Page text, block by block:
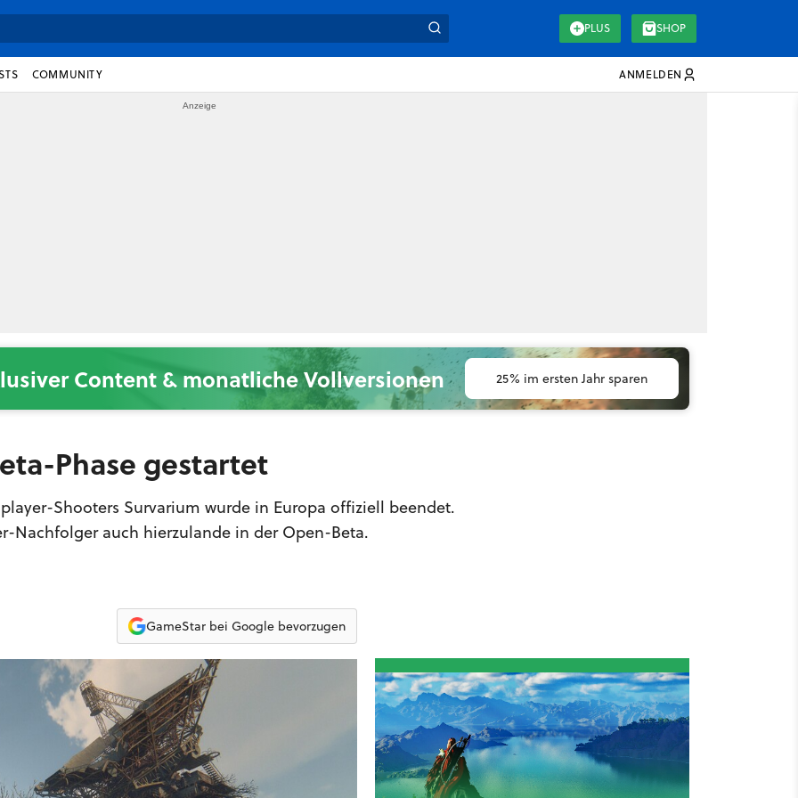
PLUS SHOP
COMMUNITY ANMELDEN
Content & monatliche Vollversionen 25% im ersten Jahr sparen
Phase gestartet
Shooters Survarium wurde in Europa offiziell beendet.
Nachfolger auch hierzulande in der Open-Beta.
GameStar bei Google bevorzugen